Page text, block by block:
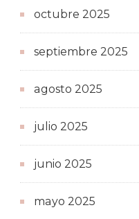
octubre 2025
septiembre 2025
agosto 2025
julio 2025
junio 2025
mayo 2025